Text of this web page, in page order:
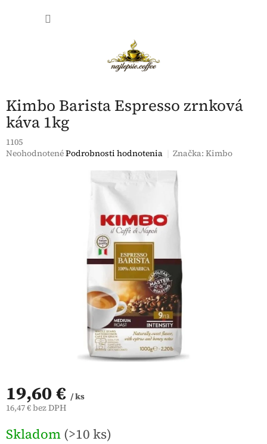
Kimbo Barista Espresso zrnková
káva 1kg
1105
Priemerné
NeohodnotenéPodrobnosti hodnotenia Značka:Kimbo
19,60 € / ks
16,47 € bez DPH
cena:
Skladom (>10 ks)